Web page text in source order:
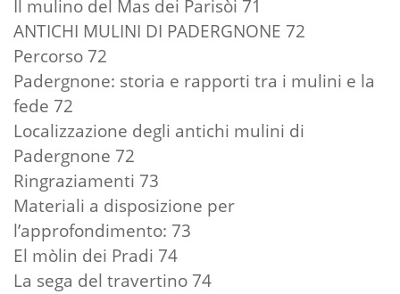
Il mulino del Mas dei Parisòi 71
ANTICHI MULINI DI PADERGNONE 72
Percorso 72
Padergnone: storia e rapporti tra i mulini e la
fede 72
Localizzazione degli antichi mulini di
Padergnone 72
Ringraziamenti 73
Materiali a disposizione per
l’approfondimento: 73
El mòlin dei Pradi 74
La sega del travertino 74